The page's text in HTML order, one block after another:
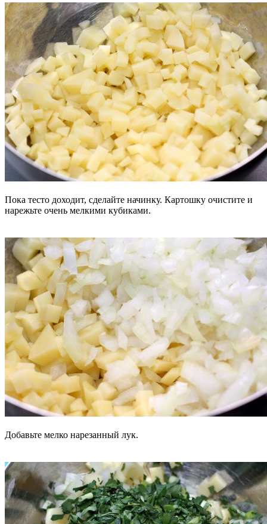
Пока тесто доходит, сделайте начинку. Картошку очистите и
нарежьте очень мелкими кубиками.
Добавьте мелко нарезанный лук.